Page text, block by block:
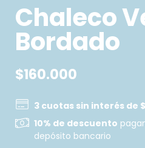
Chaleco
Bordado
$160.000
3 cuotas sin interés de
10% de descuento
depósito bancario